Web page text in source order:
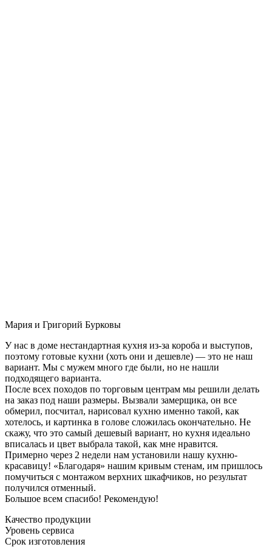
Мария и Григорий Бурковы
У нас в доме нестандартная кухня из-за короба и выступов,
поэтому готовые кухни (хоть они и дешевле) — это не наш
вариант. Мы с мужем много где были, но не нашли
подходящего варианта.
После всех походов по торговым центрам мы решили делать
на заказ под наши размеры. Вызвали замерщика, он все
обмерил, посчитал, нарисовал кухню именно такой, как
хотелось, и картинка в голове сложилась окончательно. Не
скажу, что это самый дешевый вариант, но кухня идеально
вписалась и цвет выбрала такой, как мне нравится.
Примерно через 2 недели нам установили нашу кухню-
красавицу! «Благодаря» нашим кривым стенам, им пришлось
помучиться с монтажом верхних шкафчиков, но результат
получился отменный.
Большое всем спасибо! Рекомендую!
Качество продукции
Уровень сервиса
Срок изготовления